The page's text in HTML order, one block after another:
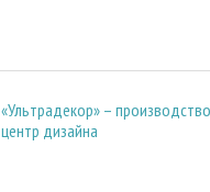
«Ультрадекор» –
центр дизайна